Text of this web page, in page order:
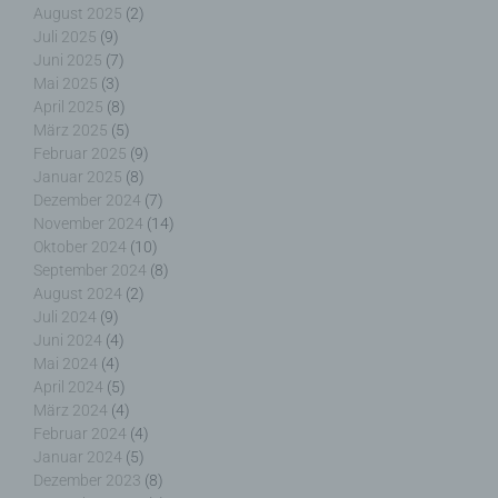
August 2025 (2)
Juli 2025 (9)
Juni 2025 (7)
Mai 2025 (3)
April 2025 (8)
März 2025 (5)
Februar 2025 (9)
Januar 2025 (8)
Dezember 2024 (7)
November 2024 (14)
Oktober 2024 (10)
September 2024 (8)
August 2024 (2)
Juli 2024 (9)
Juni 2024 (4)
Mai 2024 (4)
April 2024 (5)
März 2024 (4)
Februar 2024 (4)
Januar 2024 (5)
Dezember 2023 (8)
Verantwortlichen oder des Auftragsverarbeiters
befugt sind, die personenbezogenen Daten zu
verarbeiten.
k) Einwilligung
Einwilligung ist jede von der betroffenen Person
freiwillig für den bestimmten Fall in informierter
Weise und unmissverständlich abgegebene
Willensbekundung in Form einer Erklärung oder
einer sonstigen eindeutigen bestätigenden
Handlung, mit der die betroffene Person zu
verstehen gibt, dass sie mit der Verarbeitung der
sie betreffenden personenbezogenen Daten
einverstanden ist.